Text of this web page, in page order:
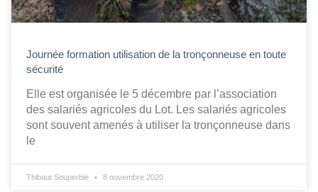
Journée formation utilisation de la tronçonneuse en toute
sécurité
Elle est organisée le 5 décembre par l’association
des salariés agricoles du Lot. Les salariés agricoles
sont souvent amenés à utiliser la tronçonneuse dans
le
Thibaut Souperbie 8 novembre 2020